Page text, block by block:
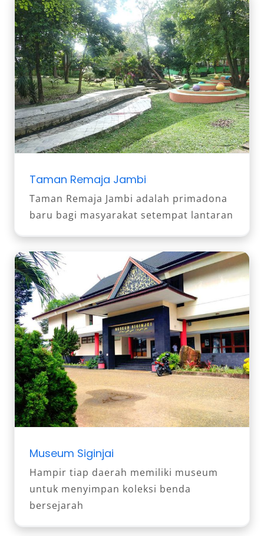
Taman Remaja Jambi
Taman Remaja Jambi adalah primadona
baru bagi masyarakat setempat lantaran
Museum Siginjai
Hampir tiap daerah memiliki museum
untuk menyimpan koleksi benda
bersejarah